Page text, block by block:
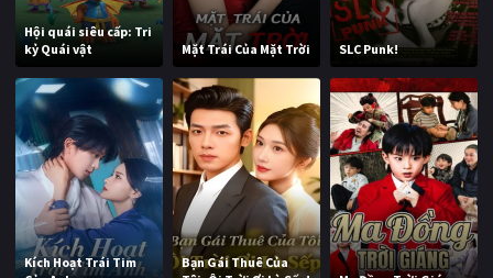
Hội quái siêu cấp: Tri
kỷ Quái vật
Mặt Trái Của Mặt Trời SLC Punk!
Kích Hoạt Trái Tim
Bạn Gái Thuê Của